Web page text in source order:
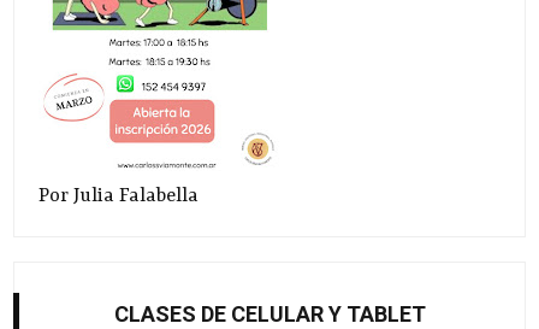
Por Julia Falabella
CLASES DE CELULAR Y TABLET